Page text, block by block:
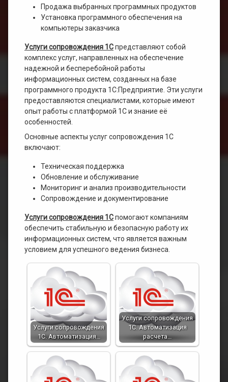
Продажа выбранных программных продуктов
Установка программного обеспечения на
компьютеры заказчика
Услуги сопровождения 1Спредставляют собой
комплекс услуг, направленных на обеспечение
надежной и бесперебойной работы
информационных систем, созданных на базе
программного продукта 1С:Предприятие. Эти услуги
предоставляются специалистами, которые имеют
опыт работы с платформой 1С и знание её
особенностей.
Основные аспекты услуг сопровождения 1С
включают:
Техническая поддержка
Обновление и обслуживание
Мониторинг и анализ производительности
Сопровождение и документирование
Услуги сопровождения 1Спомогают компаниям
обеспечить стабильную и безопасную работу их
информационных систем, что является важным
условием для успешного ведения бизнеса.
Услуги сопровождения
1С. Автоматизация…
Услуги сопровождения
1С. Автоматизация
расчета…